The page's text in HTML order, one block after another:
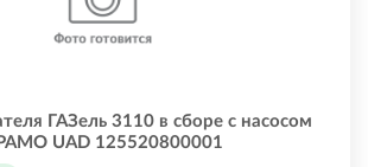
ГАЗель 3110 в сборе с насосом
UAD 125520800001